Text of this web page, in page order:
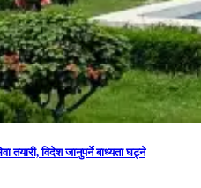
तयारी, विदेश जानुपर्ने बाध्यता घट्ने